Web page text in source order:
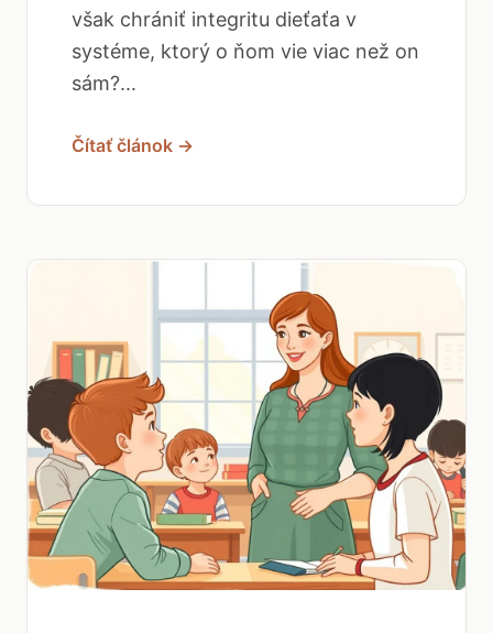
však chrániť integritu dieťaťa v
systéme, ktorý o ňom vie viac než on
sám?...
Čítať článok →